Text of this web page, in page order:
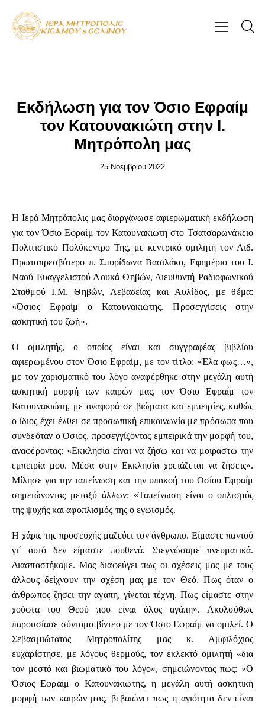
Εκδήλωση για τον Όσιο Εφραίμ
τον Κατουνακιώτη στην Ι.
Μητρόπολη μας
25 Νοεμβρίου 2022
Η Ιερά Μητρόπολις μας διοργάνωσε αφιερωματική εκδήλωση
για τον Όσιο Εφραίμ τον Κατουνακιώτη στο Τσατσαρωνάκειο
Πολιτιστικό Πολύκεντρο Της, με κεντρικό ομιλητή τον Αιδ.
Πρωτοπρεσβύτερο π. Σπυρίδωνα Βασιλάκο, Εφημέριο του Ι.
Ναού Ευαγγελιστού Λουκά Θηβών, Διευθυντή Ραδιοφωνικού
Σταθμού Ι.Μ. Θηβών, Λεβαδείας και Αυλίδος, με θέμα:
«Όσιος Εφραίμ ο Κατουνακιώτης. Προσεγγίσεις στην
ασκητική του ζωή».
Ο ομιλητής, ο οποίος είναι και συγγραφέας βιβλίου
αφιερωμένου στον Όσιο Εφραίμ, με τον τίτλο: «Έλα φως…»,
με τον χαρισματικό του λόγο αναφέρθηκε στην μεγάλη αυτή
ασκητική μορφή των καιρών μας, τον Όσιο Εφραίμ τον
Κατουνακιώτη, με αναφορά σε βιώματα και εμπειρίες, καθώς
ο ίδιος έχει έλθει σε προσωπική επικοινωνία με πρόσωπα που
συνδεόταν ο Όσιος, προσεγγίζοντας εμπειρικά την μορφή του,
αναφέροντας: «Εκκλησία είναι να ζήσω και να μοιραστώ την
εμπειρία μου. Μέσα στην Εκκλησία χρειάζεται να ζήσεις».
Μίλησε για την ταπείνωση και την υπακοή του Οσίου Εφραίμ
σημειώνοντας μεταξύ άλλων: «Ταπείνωση είναι ο οπλισμός
της ψυχής και αφοπλισμός της ο εγωισμός.
Η χάρις της προσευχής μαζεύει τον άνθρωπο. Είμαστε παντού
γι΄ αυτό δεν είμαστε πουθενά. Στεγνώσαμε πνευματικά.
Διασπαστήκαμε. Μας διαφεύγει πως οι σχέσεις μας με τους
άλλους δείχνουν την σχέση μας με τον Θεό. Πως όταν ο
άνθρωπος ζήσει την αγάπη, γίνεται τέχνη. Πως είμαστε στην
χούφτα του Θεού που είναι όλος αγάπη». Ακολούθως
παρουσίασε σύντομο βίντεο με τον Όσιο Εφραίμ να ομιλεί. Ο
Σεβασμιώτατος Μητροπολίτης μας κ. Αμφιλόχιος
ευχαρίστησε, με λόγους θερμούς, τον εκλεκτό ομιλητή «δια
τον μεστό και βιωματικό του λόγο», σημειώνοντας πως: «Ο
Όσιος Εφραίμ ο Κατουνακιώτης, η μεγάλη αυτή ασκητική
μορφή των καιρών μας, βεβαιώνει πως η αγιότητα δεν είναι